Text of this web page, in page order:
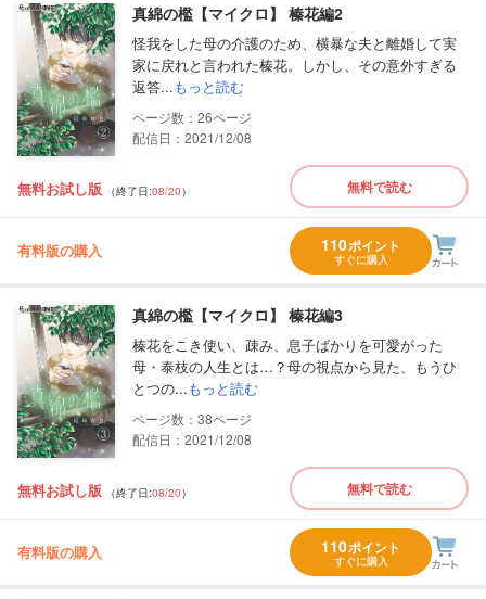
真綿の檻【マイクロ】 榛花編2
怪我をした母の介護のため、横暴な夫と離婚して実
家に戻れと言われた榛花。しかし、その意外すぎる
返答...もっと読む
26
配信日：2021/12/08
無料お試し版 （終了日:08/20） 無料で読む
有料版の購入 110ポイント
すぐに購入
真綿の檻【マイクロ】 榛花編3
榛花をこき使い、疎み、息子ばかりを可愛がった
母・泰枝の人生とは…？母の視点から見た、もうひ
とつの...もっと読む
38
配信日：2021/12/08
無料お試し版 （終了日:08/20） 無料で読む
有料版の購入 110ポイント
すぐに購入